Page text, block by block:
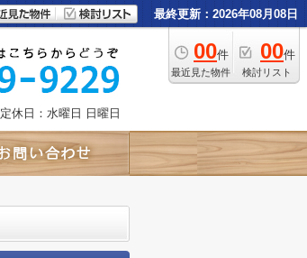
最終更新：2026年08月08日
00件
最近見た物件
00件
検討リスト
定休日：水曜日 日曜日